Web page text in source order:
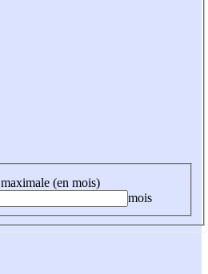
(en mois)
mois